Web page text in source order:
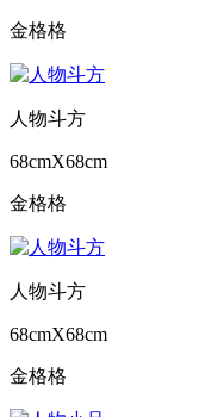
金格格
人物斗方
68cmX68cm
金格格
人物斗方
68cmX68cm
金格格